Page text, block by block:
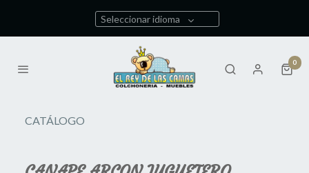
Seleccionar idioma
0
CATÁLOGO